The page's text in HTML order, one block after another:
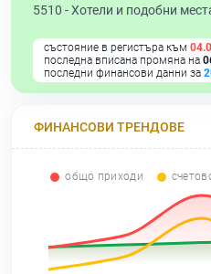
5510 -Хотели и подобни
състояние в регистъра към
последна вписана промяна на
последни финансови данни за
ФИНАНСОВИ ТРЕНДОВЕ
общо приходи